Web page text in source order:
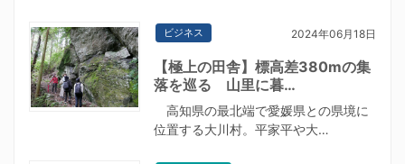
ビジネス 2024年06月18日
【極上の田舎】標高差380mの集
落を巡る 山里に暮…
高知県の最北端で愛媛県との県境に
位置する大川村。平家平や大…